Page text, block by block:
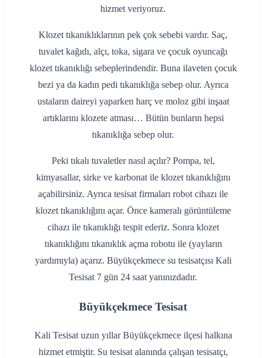
hizmet veriyoruz.
Klozet tıkanıklıklarının pek çok sebebi vardır. Saç,
tuvalet kağıdı, alçı, toka, sigara ve çocuk oyuncağı
klozet tıkanıklığı sebeplerindendir. Buna ilaveten çocuk
bezi ya da kadın pedi tıkanıklığa sebep olur. Ayrıca
ustaların daireyi yaparken harç ve moloz gibi inşaat
artıklarını klozete atması… Bütün bunların hepsi
tıkanıklığa sebep olur.
Peki tıkalı tuvaletler nasıl açılır? Pompa, tel,
kimyasallar, sirke ve karbonat ile klozet tıkanıklığını
açabilirsiniz. Ayrıca tesisat firmaları robot cihazı ile
klozet tıkanıklığını açar. Önce kameralı görüntüleme
cihazı ile tıkanıklığı tespit ederiz. Sonra klozet
tıkanıklığını tıkanıklık açma robotu ile (yayların
yardımıyla) açarız. Büyükçekmece su tesisatçısı Kali
Tesisat 7 gün 24 saat yanınızdadır.
Büyükçekmece Tesisat
Kali Tesisat uzun yıllar Büyükçekmece ilçesi halkına
hizmet etmiştir. Su tesisat alanında çalışan tesisatçı,